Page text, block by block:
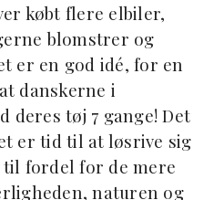
købt flere elbiler,
blomstrer og
er en god idé, for en
danskerne i
deres tøj 7 gange! Det
er tid til at løsrive sig
fordel for de mere
naturen og